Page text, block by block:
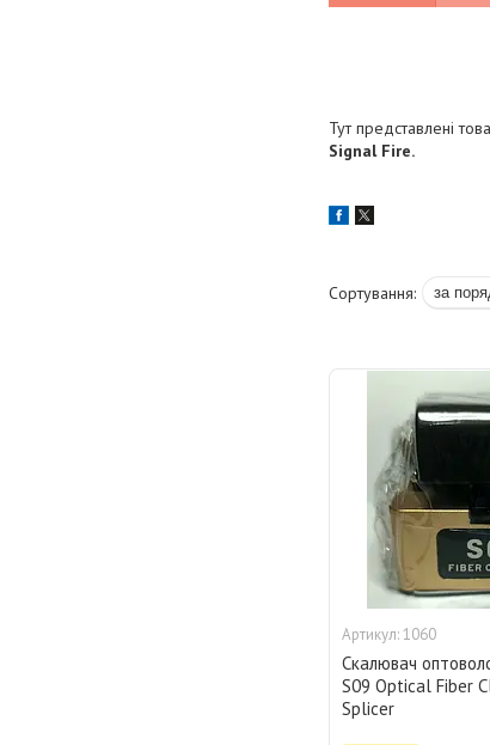
Тут представлені
Signal Fire.
1060
Скалювач
S09 Optical Fiber
Splicer